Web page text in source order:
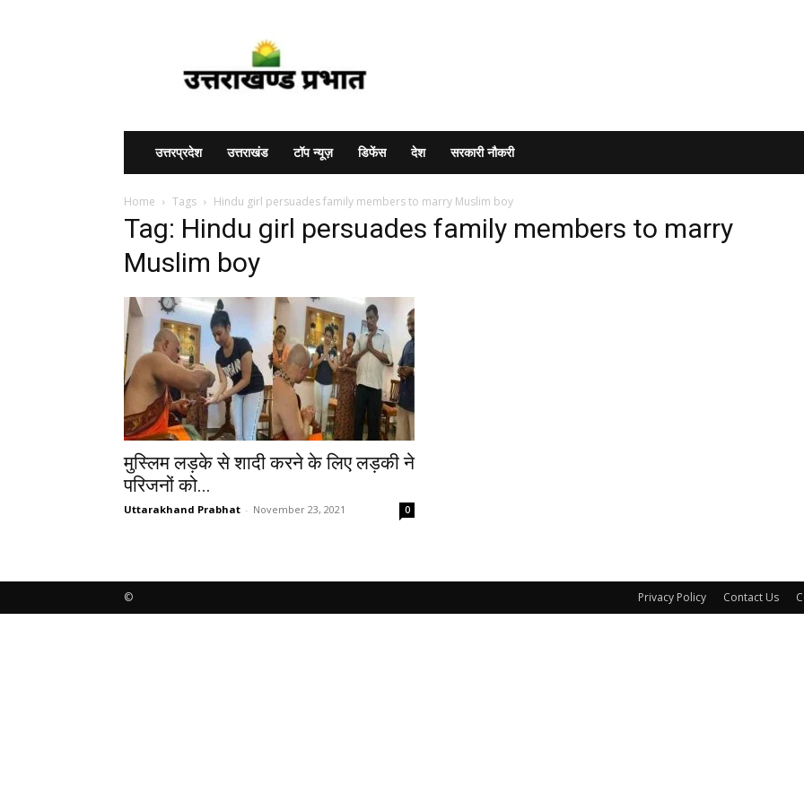
उत्तरप्रदेश उत्तराखंड टॉप न्यूज़ डिफेंस देश सरकारी नौकरी
Home Tags Hindu girl persuades family members to marry Muslim boy
Tag: Hindu girl persuades family members to marry
Muslim boy
मुस्लिम लड़के से शादी करने के लिए लड़की ने
परिजनों को...
Uttarakhand Prabhat - November 23, 2021 0
Privacy Policy Contact Us
©